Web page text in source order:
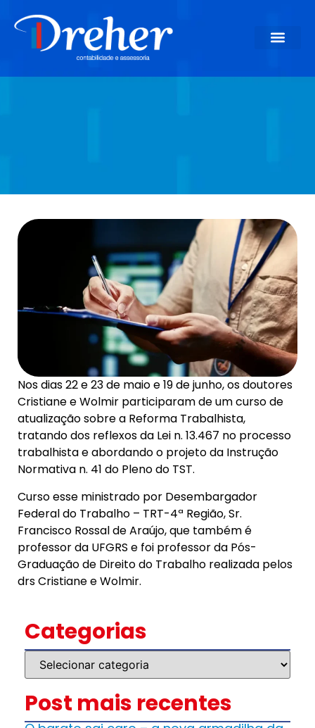
Nos dias 22 e 23 de maio e 19 de junho, os doutores
Cristiane e Wolmir participaram de um curso de
atualização sobre a Reforma Trabalhista,
tratando dos reflexos da Lei n. 13.467 no processo
trabalhista e abordando o projeto da Instrução
Normativa n. 41 do Pleno do TST.
Curso esse ministrado por Desembargador
Federal do Trabalho – TRT-4ª Região, Sr.
Francisco Rossal de Araújo, que também é
professor da UFGRS e foi professor da Pós-
Graduação de Direito do Trabalho realizada pelos
drs Cristiane e Wolmir.
Categorias
Post mais recentes